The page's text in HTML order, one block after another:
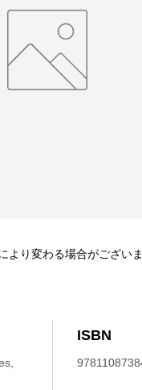
ISBN
より変わる場合がござい